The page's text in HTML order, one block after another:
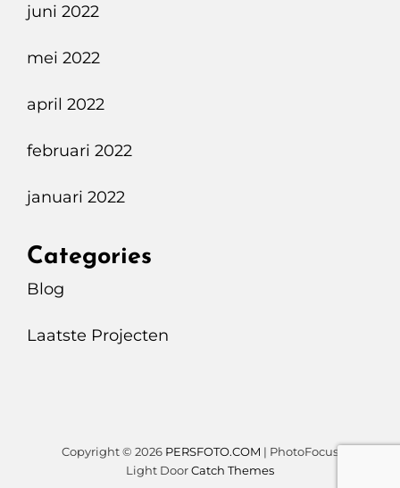
juni 2022
mei 2022
april 2022
februari 2022
januari 2022
Categories
Blog
Laatste Projecten
Copyright © 2026 PERSFOTO.COM | PhotoFocus
Light DoorCatch Themes